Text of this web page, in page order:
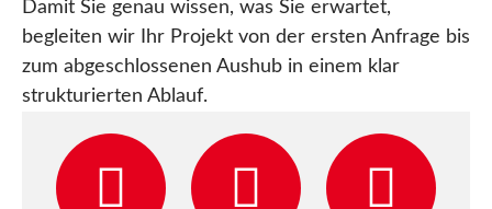
Damit Sie genau wissen, was Sie erwartet,
begleiten wir Ihr Projekt von der ersten Anfrage bis
zum abgeschlossenen Aushub in einem klar
strukturierten Ablauf.